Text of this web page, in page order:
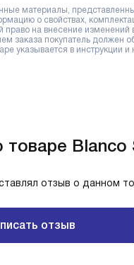
материалы,
о свойствах,
право на внесение
заказа покупатель должен
указывается в инструкции и
Blanco
отзыв о данном
отзыв